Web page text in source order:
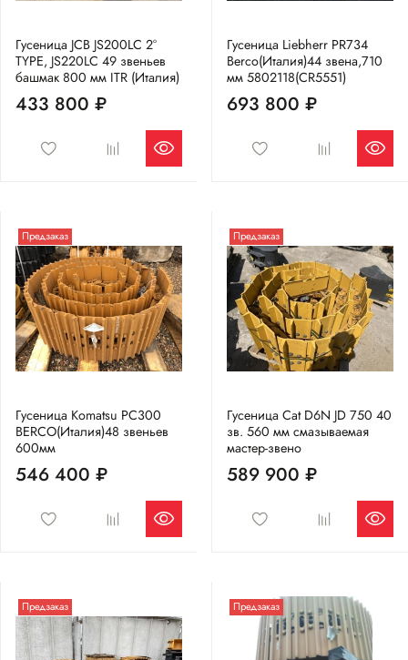
Гусеница JCB JS200LC 2°
TYPE, JS220LC 49 звеньев
башмак 800 мм ITR (Италия)
433 800 ₽
Гусеница Liebherr PR734
Berco(Италия)44 звена,710
мм 5802118(CR5551)
693 800 ₽
Предзаказ
Гусеница Komatsu PC300
BERCO(Италия)48 звеньев
600мм
546 400 ₽
Предзаказ
Гусеница Cat D6N JD 750 40
зв. 560 мм смазываемая
мастер-звено
589 900 ₽
Предзаказ Предзаказ